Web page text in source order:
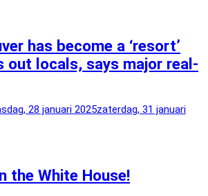
has become a ‘resort’
out locals, says major real-
28 januari 2025zaterdag, 31 januari
the White House!